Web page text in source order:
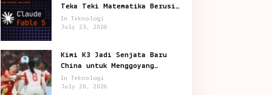
Teka Teki Matematika Berusia
87 Tahun
In Teknologi
July 23, 2026
Kimi K3 Jadi Senjata Baru
China untuk Menggoyang
Keunggulan AI Amerika
In Teknologi
July 20, 2026